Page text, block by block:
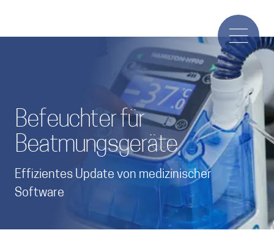
Befeuchter für
Beatmungsgeräte
Effizientes Update von medizinischer
Software